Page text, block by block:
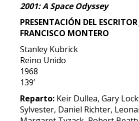
2001: A Space Odyssey
PRESENTACIÓN DEL ESCRITOR
FRANCISCO MONTERO
Stanley Kubrick
Reino Unido
1968
139’
Reparto: Keir Dullea, Gary
Sylvester, Daniel Richter,